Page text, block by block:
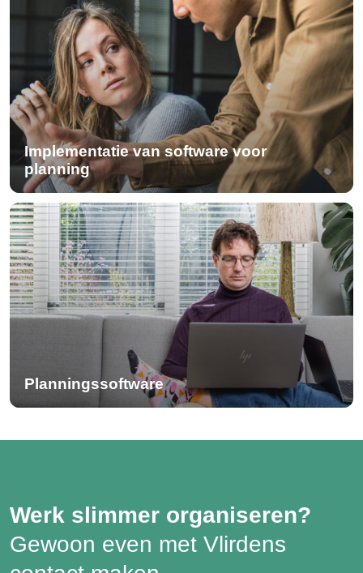
Implementatie van software voor
planning
Planningssoftware
Werk slimmer organiseren?
Gewoon even met Vlirdens